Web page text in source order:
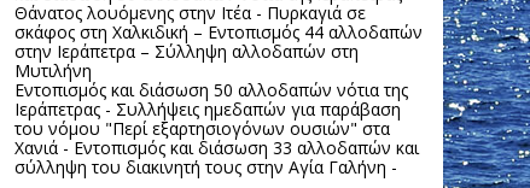
Θάνατος λουόμενης στην Ιτέα - Πυρκαγιά σε
σκάφος στη Χαλκιδική – Εντοπισμός 44 αλλοδαπών
στην Ιεράπετρα – Σύλληψη αλλοδαπών στη
Μυτιλήνη
Εντοπισμός και διάσωση 50 αλλοδαπών νότια της
Ιεράπετρας - Συλλήψεις ημεδαπών για παράβαση
του νόμου "Περί εξαρτησιογόνων ουσιών" στα
Χανιά - Εντοπισμός και διάσωση 33 αλλοδαπών και
σύλληψη του διακινητή τους στην Αγία Γαλήνη -